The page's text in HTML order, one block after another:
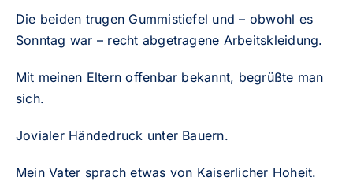
Die beiden trugen Gummistiefel und – obwohl es
Sonntag war – recht abgetragene Arbeitskleidung.
Mit meinen Eltern offenbar bekannt, begrüßte man
sich.
Jovialer Händedruck unter Bauern.
Mein Vater sprach etwas von Kaiserlicher Hoheit.